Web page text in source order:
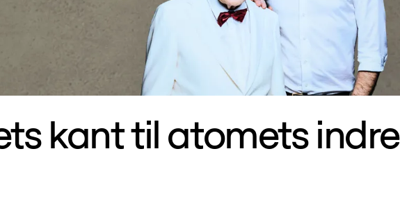
kant til atomets indre